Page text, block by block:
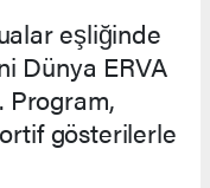
eşliğinde
Dünya ERVA
Program,
gösterilerle